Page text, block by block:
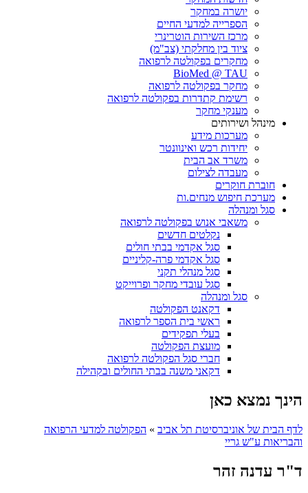
יושרה במחקר
הספרייה למדעי החיים
מרכז השירות הוטרינרי
ציוד בין מחלקתי (צב"מ)
מחקרים בפקולטה לרפואה
BioMed @ TAU
מחקר בפקולטה לרפואה
רשימת קתדרות בפקולטה לרפואה
מענקי מחקר
מינהל ושירותים
מערכות מידע
יחידות רכש ואינוונטר
משרד אב הבית
מעבדה לצילום
חוברת חוקרים
מערכת חיפוש מנחים.ות
סגל ומנהלה
משאבי אנוש בפקולטה לרפואה
נקלטים חדשים
סגל אקדמי בבתי חולים
סגל אקדמי פרה-קליניים
סגל מנהלי תקני
סגל עובדי מחקר ופרוייקט
סגל ומנהלה
דקאנט הפקולטה
ראשי בית הספר לרפואה
בעלי תפקידים
מועצת הפקולטה
חברי סגל הפקולטה לרפואה
דקאני משנה בבתי החולים ובקהילה
הינך נמצא כאן
לדף הבית של אוניברסיטת תל אביב » הפקולטה למדעי הרפואה
והבריאות ע"ש גריי
ד"ר עדנה זהר